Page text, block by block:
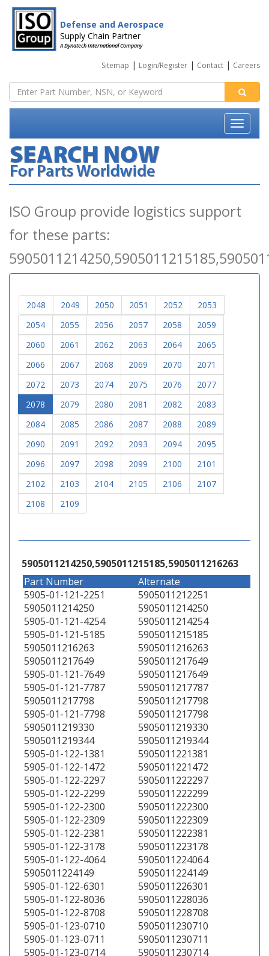
Defense and Aerospace
Supply Chain Partner
A Dynatech International Company
Sitemap | Login/Register | Contact | Careers
ISO Group provide logistics support
for these parts:
2048 2049 2050 2051 2052
2053
2054
2055 2056 2057 2058
2059
2060
2061 2062 2063 2064
2065
2066
2067 2068 2069 2070
2071
2072
2073 2074 2075 2076
2077
2078
2079 2080 2081 2082
2083
2084
2085 2086 2087 2088
2089
2090
2091 2092 2093 2094
2095
2096
2097 2098 2099 2100
2101
2102
2103 2104 2105 2106
2107
2108
2109
5905011214250,5905011215185,5905011216263
Part Number
Alternate
5905-01-121-2251
5905011212251
5905011214250
5905011214250
5905-01-121-4254
5905011214254
5905-01-121-5185
5905011215185
5905011216263
5905011216263
5905011217649
5905011217649
5905-01-121-7649
5905011217649
5905-01-121-7787
5905011217787
5905011217798
5905011217798
5905-01-121-7798
5905011217798
5905011219330
5905011219330
5905011219344
5905011219344
5905-01-122-1381
5905011221381
5905-01-122-1472
5905011221472
5905-01-122-2297
5905011222297
5905-01-122-2299
5905011222299
5905-01-122-2300
5905011222300
5905-01-122-2309
5905011222309
5905-01-122-2381
5905011222381
5905-01-122-3178
5905011223178
5905-01-122-4064
5905011224064
5905011224149
5905011224149
5905-01-122-6301
5905011226301
5905-01-122-8036
5905011228036
5905-01-122-8708
5905011228708
5905-01-123-0710
5905011230710
5905-01-123-0711
5905011230711
5905-01-123-0714
5905011230714